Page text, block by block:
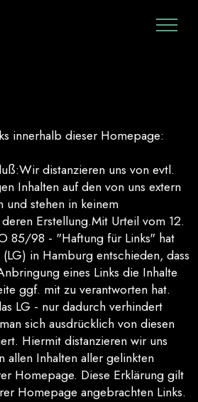
innerhalb dieser Homepage:
distanzieren uns von evtl.
Inhalten auf den von uns extern
und stehen in keinem
Erstellung.Mit Urteil vom 12.
85/98 - "Haftung für Links" hat
in Hamburg entschieden, dass
eines Links die Inhalte
ggf. mit zu verantworten hat.
LG - nur dadurch verhindert
sich ausdrücklich von diesen
Hiermit distanzieren wir uns
allen Inhalten aller gelinkten
Homepage. Diese Erklärung gilt
Homepage angebrachten Links.